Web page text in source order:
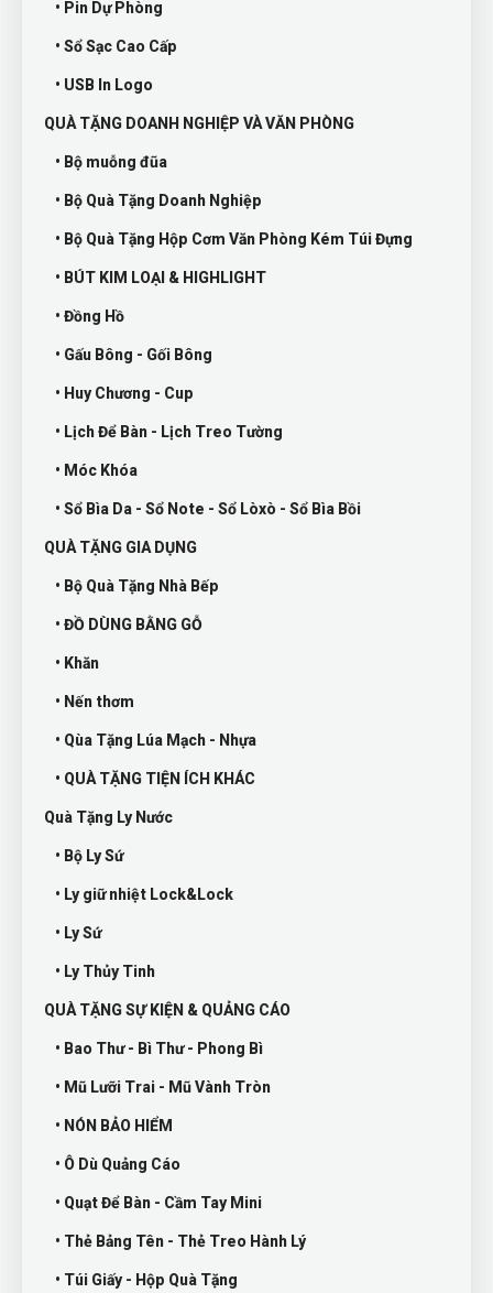
• Pin Dự Phòng
• Sổ Sạc Cao Cấp
• USB In Logo
QUÀ TẶNG DOANH NGHIỆP VÀ VĂN PHÒNG
• Bộ muỗng đũa
• Bộ Quà Tặng Doanh Nghiệp
• Bộ Quà Tặng Hộp Cơm Văn Phòng Kém Túi Đựng
• BÚT KIM LOẠI & HIGHLIGHT
• Đồng Hồ
• Gấu Bông - Gối Bông
• Huy Chương - Cup
• Lịch Để Bàn - Lịch Treo Tường
• Móc Khóa
• Sổ Bìa Da - Sổ Note - Sổ Lòxò - Sổ Bìa Bồi
QUÀ TẶNG GIA DỤNG
• Bộ Quà Tặng Nhà Bếp
• ĐỒ DÙNG BẰNG GỖ
• Khăn
• Nến thơm
• Qùa Tặng Lúa Mạch - Nhựa
• QUÀ TẶNG TIỆN ÍCH KHÁC
Quà Tặng Ly Nước
• Bộ Ly Sứ
• Ly giữ nhiệt Lock&Lock
• Ly Sứ
• Ly Thủy Tinh
QUÀ TẶNG SỰ KIỆN & QUẢNG CÁO
• Bao Thư - Bì Thư - Phong Bì
• Mũ Lưỡi Trai - Mũ Vành Tròn
• NÓN BẢO HIỂM
• Ô Dù Quảng Cáo
• Quạt Để Bàn - Cầm Tay Mini
• Thẻ Bảng Tên - Thẻ Treo Hành Lý
• Túi Giấy - Hộp Quà Tặng